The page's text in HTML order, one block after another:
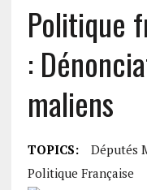
Politique
:
maliens
TOPICS: Députés
Politique Française